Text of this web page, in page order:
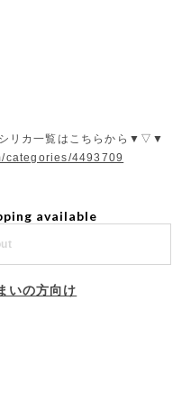
リカ一覧はこちらから▼▽▼
categories/4493709
available
いの方向け